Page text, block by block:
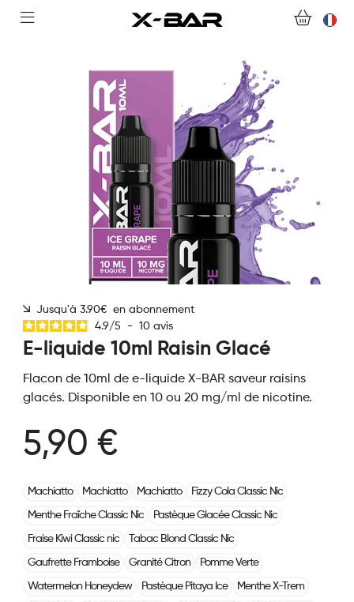
COLLECTIONS
NOUS CONTACTER
FOIRE AUX QUESTIONS
DEVENIR REVENDEUR
Jusqu'à 3.90€ en abonnement
4.9/5 - 10 avis
E-liquide 10ml Raisin Glacé
Flacon de 10ml de e-liquide X-BAR saveur raisins
glacés. Disponible en 10 ou 20 mg/ml de nicotine.
5,90 €
Machiatto Machiatto Machiatto Fizzy Cola Classic Nic
Menthe Fraîche Classic Nic Pastèque Glacée Classic Nic
Fraise Kiwi Classic nic Tabac Blond Classic Nic
Gaufrette Framboise Granité Citron Pomme Verte
Watermelon Honeydew Pastèque Pitaya Ice Menthe X-Trem